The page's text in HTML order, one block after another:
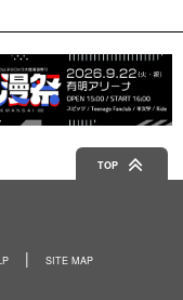
TOP
SITE MAP